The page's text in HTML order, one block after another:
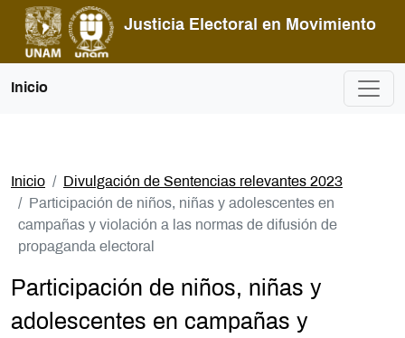
Justicia Electoral en Movimiento
Inicio
Inicio
Divulgación de Sentencias relevantes 2023
Participación de niños, niñas y adolescentes en
campañas y violación a las normas de difusión de
propaganda electoral
Participación de niños, niñas y
adolescentes en campañas y